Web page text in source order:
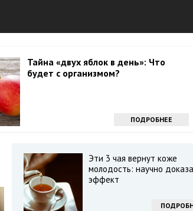
Тайна «двух яблок в день»: Что
будет с организмом?
ПОДРОБНЕЕ
Эти 3 чая вернут коже
молодость: научно
эффект